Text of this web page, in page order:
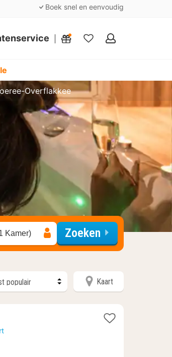
Boek snel en eenvoudig
Mijn
Overflakkee
Kamer) Zoeken
Kaart